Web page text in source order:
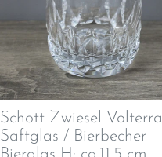
Schott Zwiesel Volterra
Saftglas / Bierbecher